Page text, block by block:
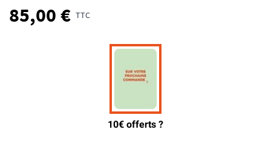
85,00 € TTC